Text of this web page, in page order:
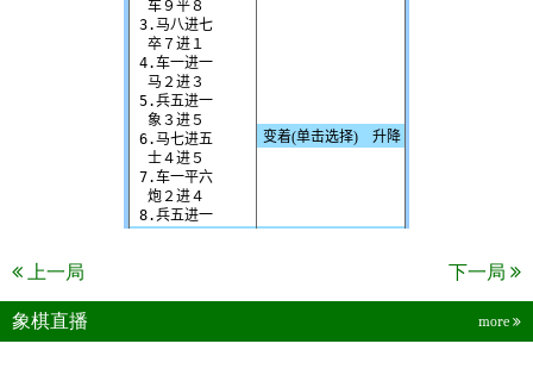
上一局 下一局
象棋直播 more